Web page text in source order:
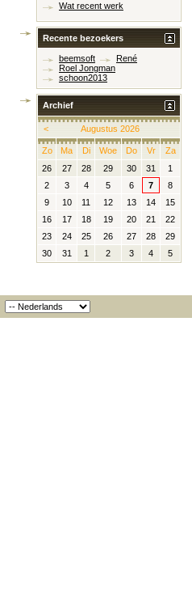
Wat recent werk
Recente bezoekers
beemsoft
René
Roel Jongman
schoon2013
Archief
< Augustus 2026
Zo Ma Di Woe Do Vr
Za
26
27 28 29 30 31
1
2
3 4 5 6 7
8
9
10 11 12 13 14
15
16
17 18 19 20 21
22
23
24 25 26 27 28
29
30
31 1 2 3 4 5